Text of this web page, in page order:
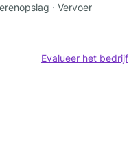
· Vervoer
Evalueer het bedrijf